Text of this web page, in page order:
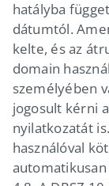
hatályba
dátumtól.
kelte, és az
domain
személyében
jogosult kérni
nyilatkozatát
használóval
automatikusan